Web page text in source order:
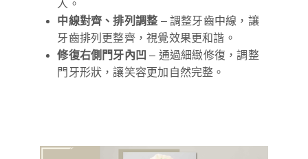
人。
中線對齊、排列調整 – 調整牙齒中線，讓
牙齒排列更整齊，視覺效果更和諧。
修復右側門牙內凹 – 通過細緻修復，調整
門牙形狀，讓笑容更加自然完整。